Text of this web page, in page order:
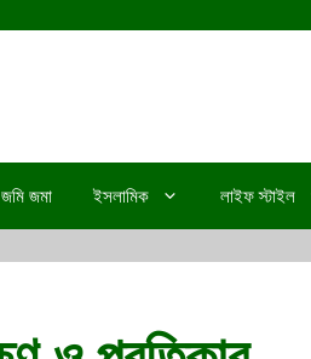
জমি জমা ইসলামিক লাইফ স্টাইল